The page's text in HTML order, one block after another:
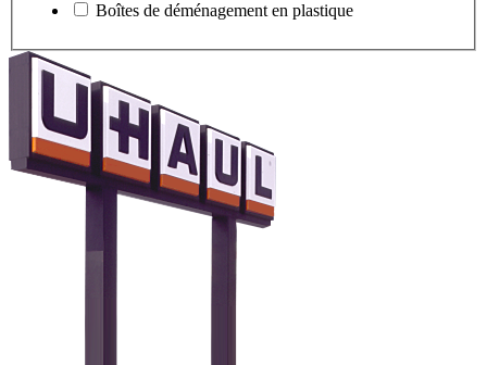
Boîtes de déménagement en plastique